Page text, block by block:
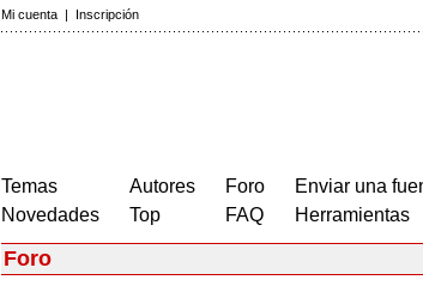
Mi cuenta | Inscripción
Temas
Novedades
Autores
Top
Foro
FAQ
Enviar una
Herramientas
Foro